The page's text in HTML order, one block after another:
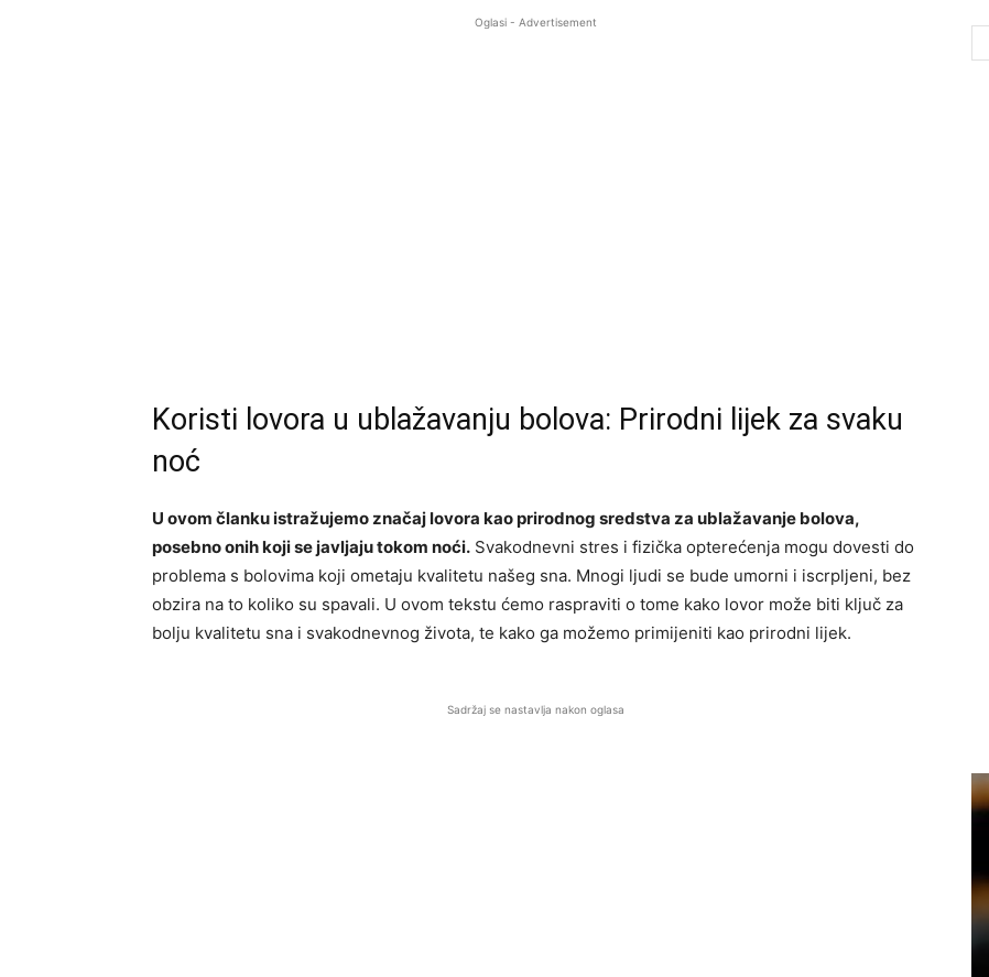
Oglasi - Advertisement
Koristi lovora u ublažavanju bolova: Prirodni lijek za svaku
noć
U ovom članku istražujemo značaj lovora kao prirodnog sredstva za ublažavanje bolova,
posebno onih koji se javljaju tokom noći. Svakodnevni stres i fizička opterećenja mogu dovesti do
problema s bolovima koji ometaju kvalitetu našeg sna. Mnogi ljudi se bude umorni i iscrpljeni, bez
obzira na to koliko su spavali. U ovom tekstu ćemo raspraviti o tome kako lovor može biti ključ za
bolju kvalitetu sna i svakodnevnog života, te kako ga možemo primijeniti kao prirodni lijek.
Sadržaj se nastavlja nakon oglasa